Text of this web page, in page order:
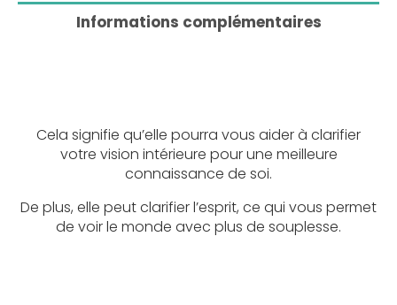
Informations complémentaires
Cela signifie qu’elle pourra vous aider à clarifier
votre vision intérieure pour une meilleure
connaissance de soi.
De plus, elle peut clarifier l’esprit, ce qui vous permet
de voir le monde avec plus de souplesse.